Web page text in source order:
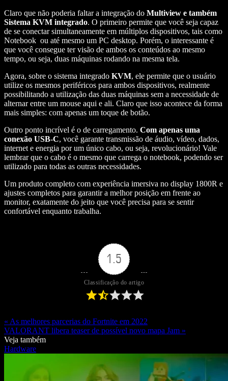
Claro que não poderia faltar a integração do Multiview e também
Sistema KVM integrado. O primeiro permite que você seja capaz
de se conectar simultaneamente em múltiplos dispositivos, tais como
Notebook ou até mesmo um PC desktop. Porém, o interessante é
que você consegue ter visão de ambos os conteúdos ao mesmo
tempo, ou seja, duas máquinas rodando na mesma tela.
Agora, sobre o sistema integrado KVM, ele permite que o usuário
utilize os mesmos periféricos para ambos dispositivos, realmente
possibilitando a utilização das duas máquinas sem a necessidade de
alternar entre um mouse aqui e ali. Claro que isso acontece da forma
mais simples: com apenas um toque de botão.
Outro ponto incrível é o de carregamento. Com apenas uma
conexão USB-C, você garante transmissão de áudio, vídeo, dados,
internet e energia por um único cabo, ou seja, revolucionário! Vale
lembrar que o cabo é o mesmo que carrega o notebook, podendo ser
utilizado para todas as outras necessidades.
Um produto completo com experiência imersiva no display 1800R e
ajustes completos para garantir a melhor posição em frente ao
monitor, exatamente do jeito que você precisa para se sentir
confortável enquanto trabalha.
1.5
Classificação do artigo
« As melhores parcerias do Fortnite em 2022
VALORANT libera teaser de possível novo mapa Jam »
Veja também
Hardware